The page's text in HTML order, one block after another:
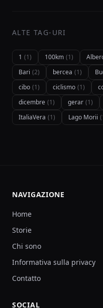
ALTE TAG-URI
1 (1) 100km (1)
Bari (2) bercea (1)
cibo (1) ciclismo (1)
dicembre (1) gerar (1)
ItaliaVera (1) Lago Morii
NAVIGAZIONE
Home
Storie
Chi sono
Informativa sulla privacy
Contatto
SOCIAL